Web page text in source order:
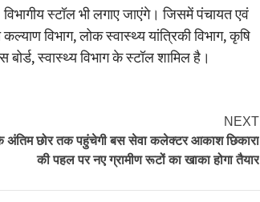
स्टॉल भी लगाए जाएंगे। जिसमें पंचायत एवं
विभाग, लोक स्वास्थ्य यांत्रिकी विभाग, कृषि
स्वास्थ्य विभाग के स्टॉल शामिल है।
NEXT
अंतिम छोर तक पहुंचेगी बस सेवा कलेक्टर आकाश छिकारा
की पहल पर नए ग्रामीण रूटों का खाका होगा तैयार